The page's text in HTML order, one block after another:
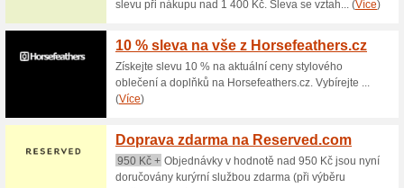
dopravu máte zdarma.
dopravy. Přes 1 000
Dárkový poukaz do